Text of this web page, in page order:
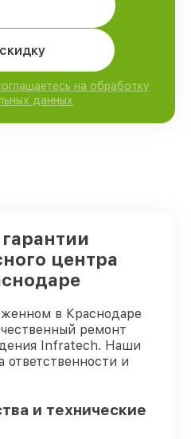
на обработку
данных
центра
в Краснодаре
ремонт
Infratech. Наши
ответственности и
и технические